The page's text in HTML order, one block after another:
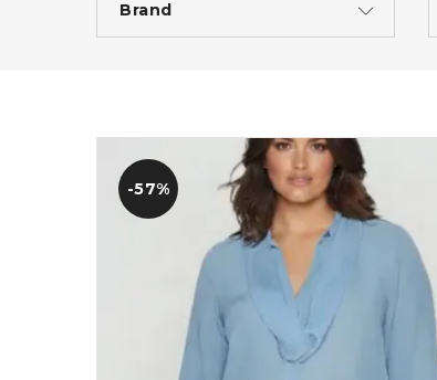
Brand
-57%